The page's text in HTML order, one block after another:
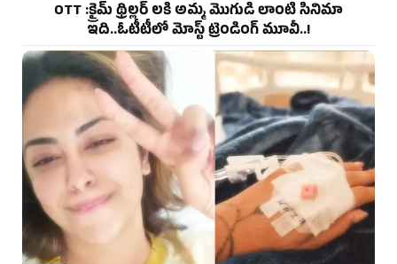
OTT :క్రైమ్ థ్రిల్లర్ లకి అమ్మ మొగుడి లాంటి సినిమా
ఇది..ఓటీటీలో మోస్ట్ ట్రెండింగ్ మూవీ..!